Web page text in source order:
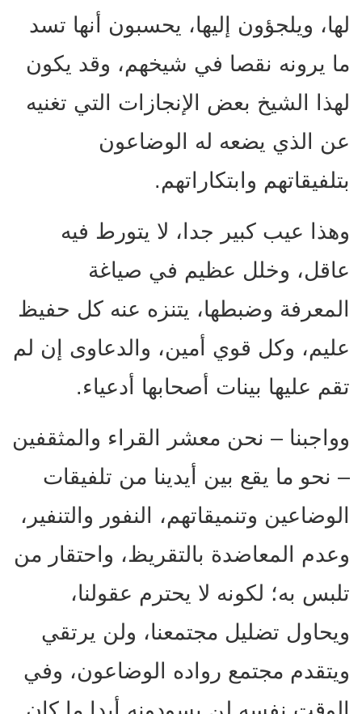
لها، ويلجؤون إليها، يحسبون أنها تسد
ما يرونه نقصا في شيخهم، وقد يكون
لهذا الشيخ بعض الإنجازات التي تغنيه
عن الذي يضعه له الوضاعون
بتلفيقاتهم وابتكاراتهم.
وهذا عيب كبير جدا، لا يتورط فيه
عاقل، وخلل عظيم في صياغة
المعرفة وضبطها، يتنزه عنه كل حفيظ
عليم، وكل قوي أمين، والدعاوى إن لم
تقم عليها بينات أصحابها أدعياء.
وواجبنا – نحن معشر القراء والمثقفين
– نحو ما يقع بين أيدينا من تلفيقات
الوضاعين وتنميقاتهم، النفور والتنفير،
وعدم المعاضدة بالتقريظ، واحتقار من
تلبس به؛ لكونه لا يحترم عقولنا،
ويحاول تضليل مجتمعنا، ولن يرتقي
ويتقدم مجتمع رواده الوضاعون، وفي